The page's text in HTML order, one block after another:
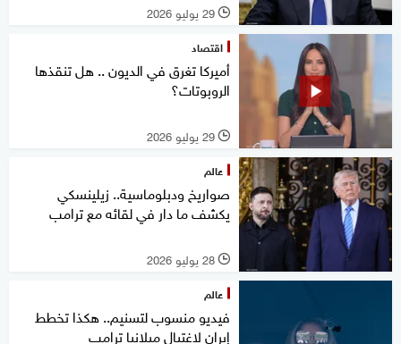
l 29 يوليو 2026
اقتصاد
أميركا تغرق في الديون .. هل تنقذها
الروبوتات؟
l 29 يوليو 2026
عالم
صواريخ ودبلوماسية.. زيلينسكي
يكشف ما دار في لقائه مع ترامب
l 28 يوليو 2026
عالم
فيديو منسوب لتسنيم.. هكذا تخطط
إيران لاغتيال ميلانيا ترامب